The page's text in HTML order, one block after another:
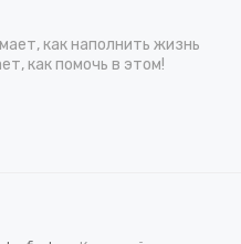
как наполнить жизнь
как помочь в этом!